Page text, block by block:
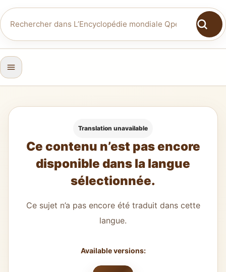
Translation unavailable
Ce contenu n’est pas encore
disponible dans la langue
sélectionnée.
Ce sujet n’a pas encore été traduit dans cette
langue.
Available versions: